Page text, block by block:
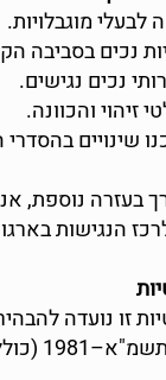
לבעלי מוגבלויות.
נכים בסביבה
נכים נגישים.
זיהוי והכוונה.
שינויים
בעזרה נוספת,
הנגישות
זו נועדה
13), והדין החל בישראל.